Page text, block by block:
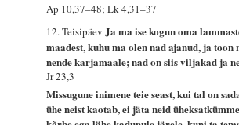
Ap 10,37–48; Lk 4,31–37
12. TeisipäevJa ma ise kogun oma
maadest, kuhu ma olen nad ajanud, ja toon
nende karjamaale; nad on siis viljakad ja
Jr 23,3
Missugune inimene teie seast, kui tal on
ühe neist kaotab, ei jäta neid